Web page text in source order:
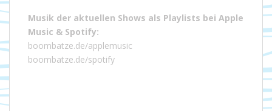
Musik der aktuellen Shows als Playlists bei Apple
Music & Spotify:
boombatze.de/applemusic
boombatze.de/spotify